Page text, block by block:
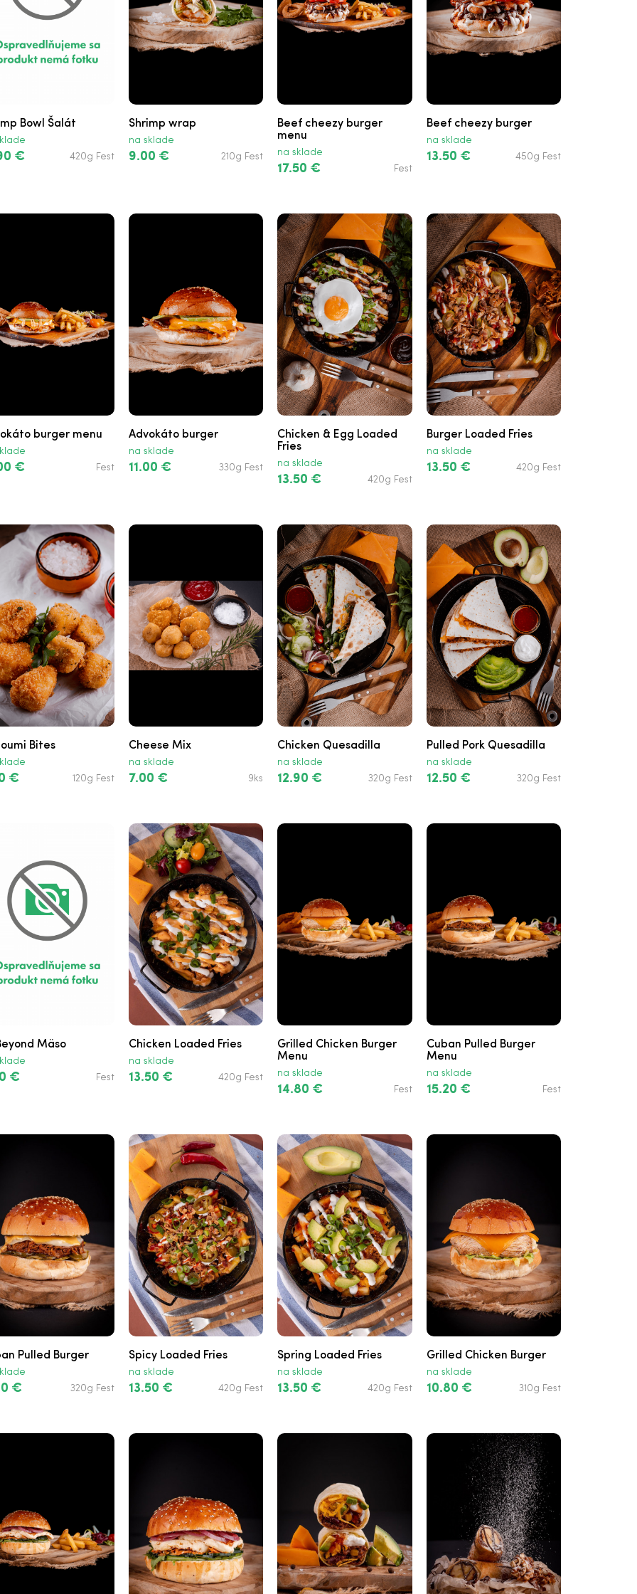
Bowl Šalát
€ 420g Fest
Shrimp wrap
na sklade
9.00 € 210g Fest
Beef cheezy burger
menu
na sklade
17.50 € Fest
Beef cheezy burger
na sklade
13.50 € 450g Fest
burger menu
€ Fest
Advokáto burger
na sklade
11.00 € 330g Fest
Chicken & Egg Loaded
Fries
na sklade
13.50 € 420g Fest
Burger Loaded Fries
na sklade
13.50 € 420g Fest
Bites
€ 120g Fest
Cheese Mix
na sklade
7.00 € 9ks
Chicken Quesadilla
na sklade
12.90 € 320g Fest
Pulled Pork Quesadilla
na sklade
12.50 € 320g Fest
Mäso
€ Fest
Chicken Loaded Fries
na sklade
13.50 € 420g Fest
Grilled Chicken Burger
Menu
na sklade
14.80 € Fest
Cuban Pulled Burger
Menu
na sklade
15.20 € Fest
Pulled Burger
€ 320g Fest
Spicy Loaded Fries
na sklade
13.50 € 420g Fest
Spring Loaded Fries
na sklade
13.50 € 420g Fest
Grilled Chicken Burger
na sklade
10.80 € 310g Fest